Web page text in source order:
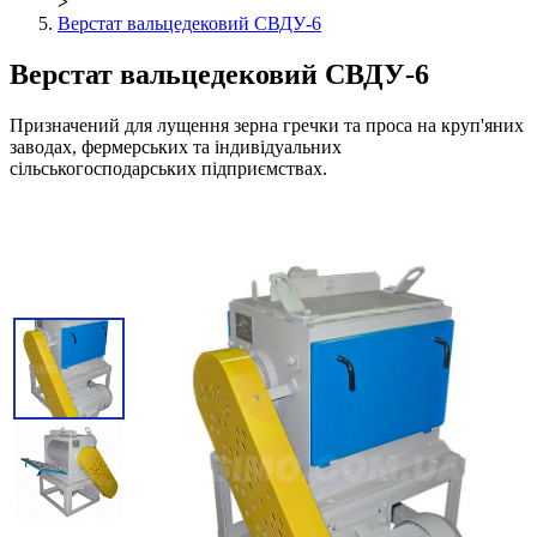
Верстат вальцедековий СВДУ-6
Верстат вальцедековий СВДУ-6
Призначений для лущення зерна гречки та проса на круп'яних
заводах, фермерських та індивідуальних
сільськогосподарських підприємствах.